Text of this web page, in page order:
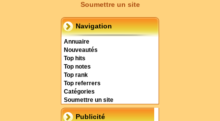
Soumettre un site
Navigation
Annuaire
Nouveautés
Top hits
Top notes
Top rank
Top referrers
Catégories
Soumettre un site
Publicité